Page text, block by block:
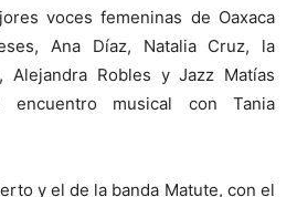
voces femeninas de Oaxaca
Ana Díaz, Natalia Cruz, la
Alejandra Robles y Jazz Matías
encuentro musical con Tania
y el de la banda Matute, con el